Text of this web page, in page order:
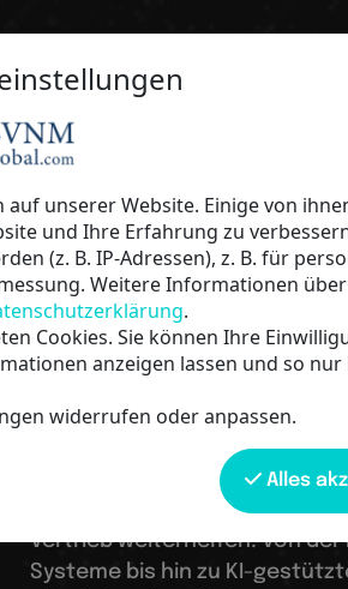
- Dein smarter
-
Erlebe, wie dir die digitalen
Bundesverband Network
Vertrieb weiterhelfen. Von der
Systeme bis hin zu KI-
unserer Website. Einige von
und Ihre Erfahrung zu
(z. B. IP-Adressen), z. B. für
Weitere Informationen
.
Cookies. Sie können Ihre
anzeigen lassen und so
widerrufen oder anpassen.
Alles